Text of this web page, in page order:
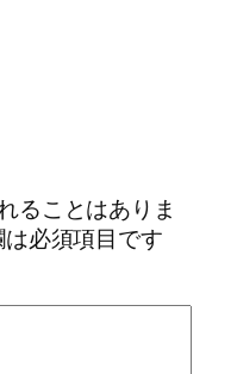
ることはありま
必須項目です